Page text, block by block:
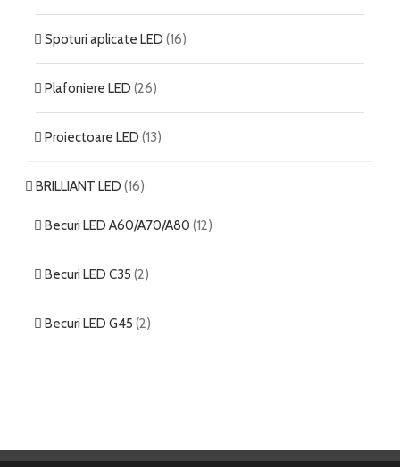
Spoturi aplicate LED (16)
Plafoniere LED (26)
Proiectoare LED (13)
BRILLIANT LED (16)
Becuri LED A60/A70/A80 (12)
Becuri LED C35 (2)
Becuri LED G45 (2)